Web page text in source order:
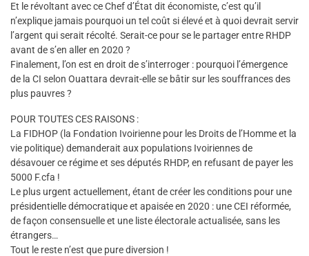
Et le révoltant avec ce Chef d’État dit économiste, c’est qu’il
n’explique jamais pourquoi un tel coût si élevé et à quoi devrait servir
l’argent qui serait récolté. Serait-ce pour se le partager entre RHDP
avant de s’en aller en 2020 ?
Finalement, l’on est en droit de s’interroger : pourquoi l’émergence
de la CI selon Ouattara devrait-elle se bâtir sur les souffrances des
plus pauvres ?
POUR TOUTES CES RAISONS :
La FIDHOP (la Fondation Ivoirienne pour les Droits de l’Homme et la
vie politique) demanderait aux populations Ivoiriennes de
désavouer ce régime et ses députés RHDP, en refusant de payer les
5000 F.cfa !
Le plus urgent actuellement, étant de créer les conditions pour une
présidentielle démocratique et apaisée en 2020 : une CEI réformée,
de façon consensuelle et une liste électorale actualisée, sans les
étrangers…
Tout le reste n’est que pure diversion !